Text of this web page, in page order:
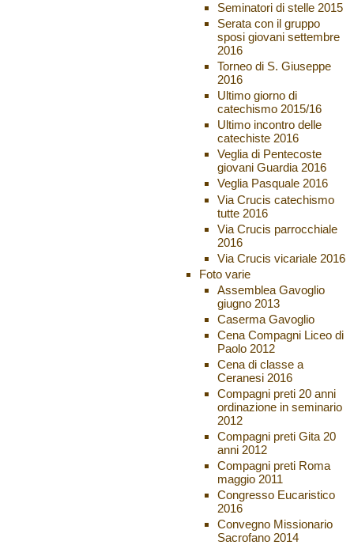
Seminatori di stelle 2015
Serata con il gruppo
sposi giovani settembre
2016
Torneo di S. Giuseppe
2016
Ultimo giorno di
catechismo 2015/16
Ultimo incontro delle
catechiste 2016
Veglia di Pentecoste
giovani Guardia 2016
Veglia Pasquale 2016
Via Crucis catechismo
tutte 2016
Via Crucis parrocchiale
2016
Via Crucis vicariale 2016
Foto varie
Assemblea Gavoglio
giugno 2013
Caserma Gavoglio
Cena Compagni Liceo di
Paolo 2012
Cena di classe a
Ceranesi 2016
Compagni preti 20 anni
ordinazione in seminario
2012
Compagni preti Gita 20
anni 2012
Compagni preti Roma
maggio 2011
Congresso Eucaristico
2016
Convegno Missionario
Sacrofano 2014